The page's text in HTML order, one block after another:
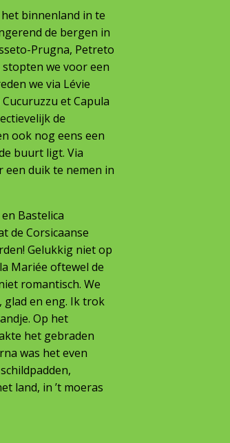
binnenland in te
de bergen in
Prugna, Petreto
stopten we voor een
we via Lévie
et Capula
de
ook nog eens een
buurt ligt. Via
een duik te nemen in
Bastelica
de Corsicaanse
Gelukkig niet op
Mariée oftewel de
romantisch. We
glad en eng. Ik trok
Op het
het gebraden
was het even
land, in ’t moeras